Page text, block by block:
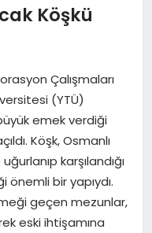
Köşkü
Çalışmaları
(YTÜ)
emek verdiği
Köşk, Osmanlı
karşılandığı
önemli bir yapıydı.
geçen mezunlar,
eski ihtişamına